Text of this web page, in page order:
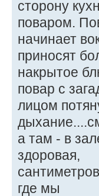
сторону
поваром.
начинает
приносят
накрытое
повар с
лицом
а там - в
здоровая,
где мы